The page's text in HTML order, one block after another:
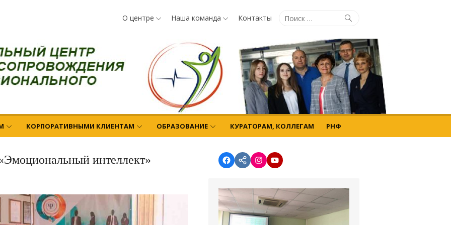
Поиск
Поиск
О центре Наша команда Контакты
КОРПОРАТИВНЫМИ КЛИЕНТАМ ОБРАЗОВАНИЕ КУРАТОРАМ, КОЛЛЕГАМ РНФ
интеллект» Facebook
vk.cominstagram.com
YouTube